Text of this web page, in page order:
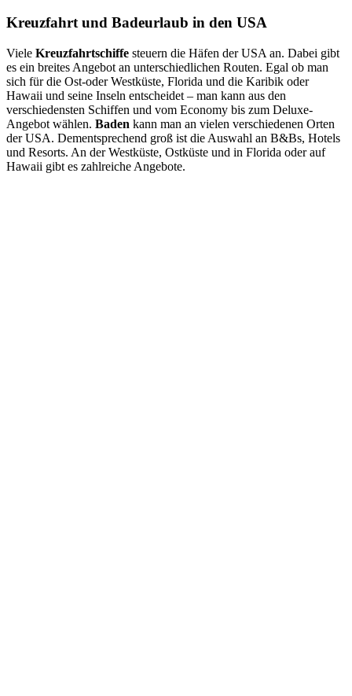
Kreuzfahrt und Badeurlaub in den USA
Viele Kreuzfahrtschiffe steuern die Häfen der USA an. Dabei gibt
es ein breites Angebot an unterschiedlichen Routen. Egal ob man
sich für die Ost-oder Westküste, Florida und die Karibik oder
Hawaii und seine Inseln entscheidet – man kann aus den
verschiedensten Schiffen und vom Economy bis zum Deluxe-
Angebot wählen. Baden kann man an vielen verschiedenen Orten
der USA. Dementsprechend groß ist die Auswahl an B&Bs, Hotels
und Resorts. An der Westküste, Ostküste und in Florida oder auf
Hawaii gibt es zahlreiche Angebote.